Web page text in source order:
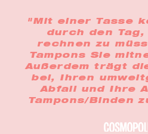
"Mit einer Tasse
durch den Tag,
rechnen zu
Tampons Sie
Außerdem trägt
bei, Ihren
Abfall und Ihre
Tampons/Binden